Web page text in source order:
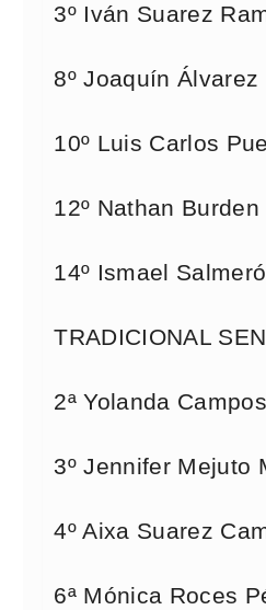
3º Iván Suarez
8º Joaquín Álvarez
10º Luis Carlos
12º Nathan Burden
14º Ismael
TRADICIONAL
2ª Yolanda
3º Jennifer Mejuto
4º Aixa Suarez
6ª Mónica Roces